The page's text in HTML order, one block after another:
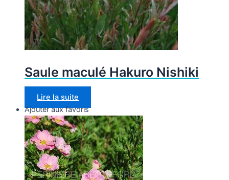
Saule maculé Hakuro Nishiki
Lire la suite
Ajouter aux favoris